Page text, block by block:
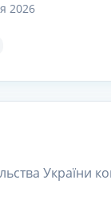
2026
України